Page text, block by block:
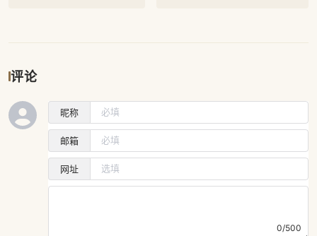
评论
昵称
邮箱
网址
0/500